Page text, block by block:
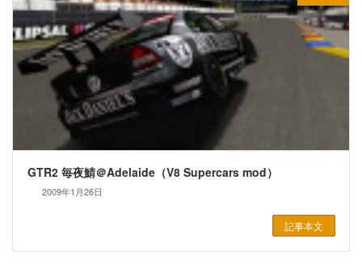
GTR2 毎夜鯖＠Adelaide（V8 Supercars mod）
2009年1月26日
記事本文